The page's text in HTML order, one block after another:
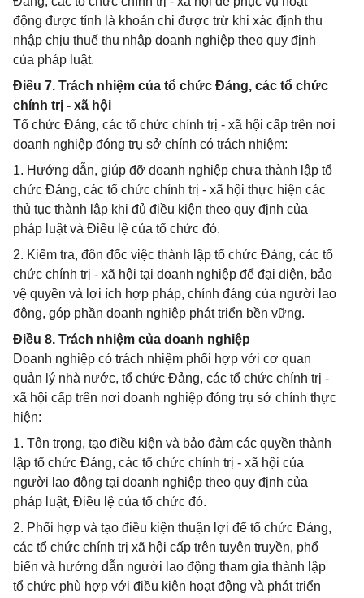
động được tính là khoản chi được trừ khi xác định thu
nhập chịu thuế thu nhập doanh nghiệp theo quy định
của pháp luật.
Điều 7. Trách nhiệm của tổ chức Đảng, các tổ chức
chính trị - xã hội
Tổ chức Đảng, các tổ chức chính trị - xã hội cấp trên nơi
doanh nghiệp đóng trụ sở chính có trách nhiệm:
1. Hướng dẫn, giúp đỡ doanh nghiệp chưa thành lập tổ
chức Đảng, các tổ chức chính trị - xã hội thực hiện các
thủ tục thành lập khi đủ điều kiện theo quy định của
pháp luật và Điều lệ của tổ chức đó.
2. Kiểm tra, đôn đốc việc thành lập tổ chức Đảng, các tổ
chức chính trị - xã hội tại doanh nghiệp để đại diện, bảo
vệ quyền và lợi ích hợp pháp, chính đáng của người lao
động, góp phần doanh nghiệp phát triển bền vững.
Điều 8. Trách nhiệm của doanh nghiệp
Doanh nghiệp có trách nhiệm phối hợp với cơ quan
quản lý nhà nước, tổ chức Đảng, các tổ chức chính trị -
xã hội cấp trên nơi doanh nghiệp đóng trụ sở chính thực
hiện:
1. Tôn trọng, tạo điều kiện và bảo đảm các quyền thành
lập tổ chức Đảng, các tổ chức chính trị - xã hội của
người lao động tại doanh nghiệp theo quy định của
pháp luật, Điều lệ của tổ chức đó.
2. Phối hợp và tạo điều kiện thuận lợi để tổ chức Đảng,
các tổ chức chính trị xã hội cấp trên tuyên truyền, phổ
biến và hướng dẫn người lao động tham gia thành lập
tổ chức phù hợp với điều kiện hoạt động và phát triển